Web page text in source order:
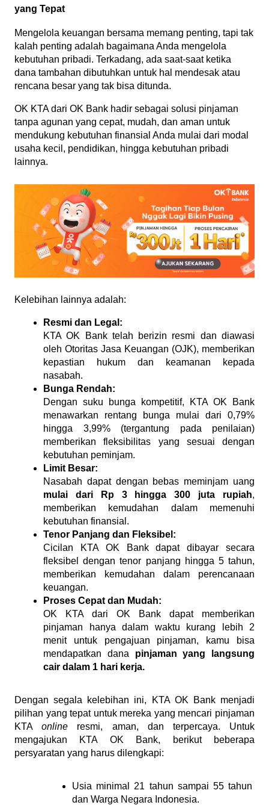
yang Tepat
Mengelola keuangan bersama memang penting, tapi tak
kalah penting adalah bagaimana Anda mengelola
kebutuhan pribadi. Terkadang, ada saat-saat ketika
dana tambahan dibutuhkan untuk hal mendesak atau
rencana besar yang tak bisa ditunda.
OK KTA dari OK Bank hadir sebagai solusi pinjaman
tanpa agunan yang cepat, mudah, dan aman untuk
mendukung kebutuhan finansial Anda mulai dari modal
usaha kecil, pendidikan, hingga kebutuhan pribadi
lainnya.
Kelebihan lainnya adalah:
Resmi dan Legal:
KTA OK Bank telah berizin resmi dan diawasi
oleh Otoritas Jasa Keuangan (OJK), memberikan
kepastian hukum dan keamanan kepada
nasabah.
Bunga Rendah:
Dengan suku bunga kompetitif, KTA OK Bank
menawarkan rentang bunga mulai dari 0,79%
hingga 3,99% (tergantung pada penilaian)
memberikan fleksibilitas yang sesuai dengan
kebutuhan peminjam.
Limit Besar:
mulai dari Rp 3 hingga 300 juta rupiah,
memberikan kemudahan dalam memenuhi
kebutuhan finansial.
Tenor Panjang dan Fleksibel:
Cicilan KTA OK Bank dapat dibayar secara
fleksibel dengan tenor panjang hingga 5 tahun,
memberikan kemudahan dalam perencanaan
keuangan.
Proses Cepat dan Mudah:
OK KTA dari OK Bank dapat memberikan
pinjaman hanya dalam waktu kurang lebih 2
menit untuk pengajuan pinjaman, kamu bisa
mendapatkan dana pinjaman yang langsung
cair dalam 1 hari kerja.
Dengan segala kelebihan ini, KTA OK Bank menjadi
pilihan yang tepat untuk mereka yang mencari pinjaman
KTA online resmi, aman, dan terpercaya. Untuk
mengajukan KTA OK Bank, berikut beberapa
persyaratan yang harus dilengkapi:
Usia minimal 21 tahun sampai 55 tahun
dan Warga Negara Indonesia.